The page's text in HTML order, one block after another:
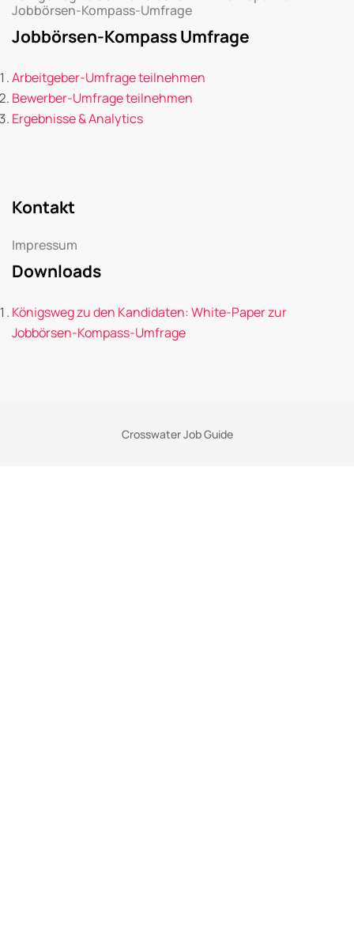
Jobbörsen-Kompass-Umfrage
Jobbörsen-Kompass Umfrage
Arbeitgeber-Umfrage teilnehmen
Bewerber-Umfrage teilnehmen
Ergebnisse & Analytics
Kontakt
Impressum
Downloads
Königsweg zu den Kandidaten: White-Paper zur
Jobbörsen-Kompass-Umfrage
Crosswater Job Guide